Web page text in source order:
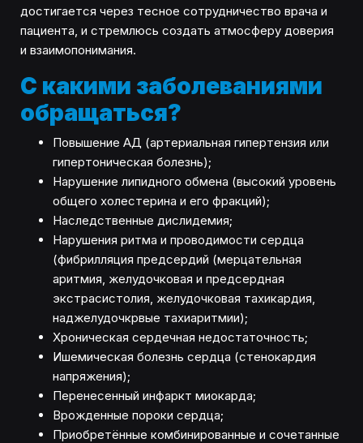
достигается через тесное сотрудничество врача и
пациента, и стремлюсь создать атмосферу доверия
и взаимопонимания.
С какими заболеваниями
обращаться?
Повышение АД (артериальная гипертензия или
гипертоническая болезнь);
Нарушение липидного обмена (высокий уровень
общего холестерина и его фракций);
Наследственные дислидемия;
Нарушения ритма и проводимости сердца
(фибрилляция предсердий (мерцательная
аритмия, желудочковая и предсердная
экстрасистолия, желудочковая тахикардия,
наджелудочкрвые тахиаритмии);
Хроническая сердечная недостаточность;
Ишемическая болезнь сердца (стенокардия
напряжения);
Перенесенный инфаркт миокарда;
Врожденные пороки сердца;
Приобретённые комбинированные и сочетанные